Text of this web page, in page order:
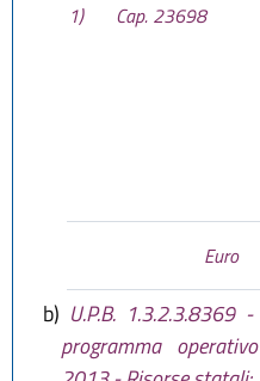
1) Cap. 23698
Euro
b) U.P.B. 1.3.2.3.8369
programma